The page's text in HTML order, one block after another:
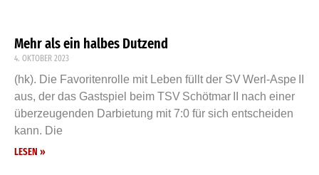
Mehr als ein halbes Dutzend
4. OKTOBER 2023
(hk). Die Favoritenrolle mit Leben füllt der SV Werl-Aspe II
aus, der das Gastspiel beim TSV Schötmar II nach einer
überzeugenden Darbietung mit 7:0 für sich entscheiden
kann. Die
LESEN »